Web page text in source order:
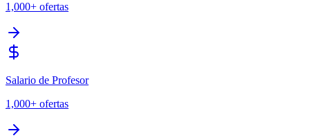
1,000+ ofertas
Salario de Profesor
1,000+ ofertas